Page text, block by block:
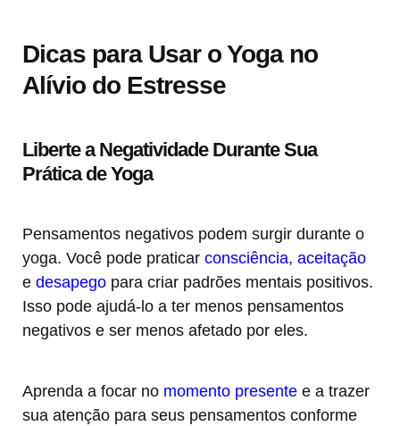
Dicas para Usar o Yoga no
Alívio do Estresse
Liberte a Negatividade Durante Sua
Prática de Yoga
Pensamentos negativos podem surgir durante o
yoga. Você pode praticar consciência, aceitação
e desapego para criar padrões mentais positivos.
Isso pode ajudá-lo a ter menos pensamentos
negativos e ser menos afetado por eles.
Aprenda a focar no momento presente e a trazer
sua atenção para seus pensamentos conforme